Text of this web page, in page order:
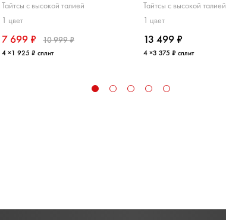
Тайтсы с высокой талией
1 цвет
7 699 ₽ 10 999 ₽
4 ×1 925 ₽ сплит
Тайтсы с высокой талией
1 цвет
13 499 ₽
4 ×3 375 ₽ сплит